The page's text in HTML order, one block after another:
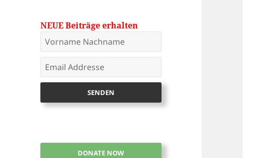
NEUE Beiträge erhalten
DONATE NOW